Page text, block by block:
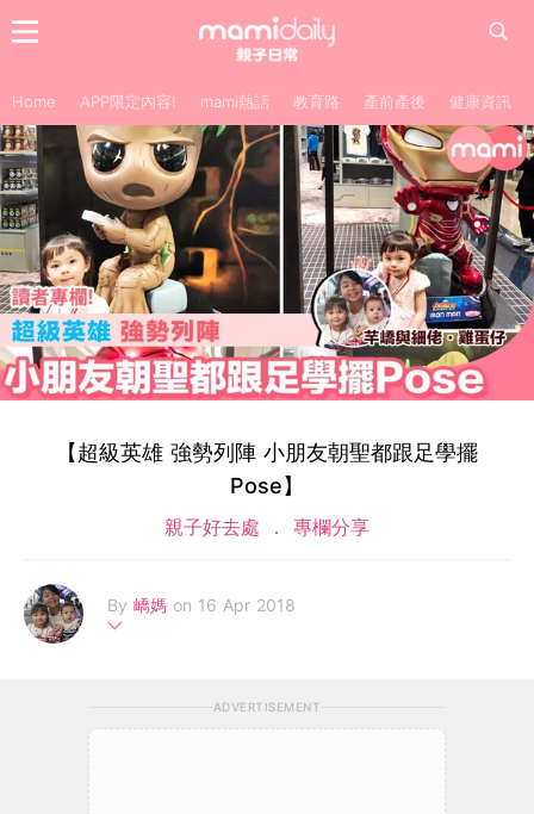
Home APP限定內容! mami熱話 教育路 產前產後 健康資訊
【超級英雄 強勢列陣 小朋友朝聖都跟足學擺
Pose】
親子好去處 專欄分享
By 嶠媽 on 16 Apr 2018
是想同大家分享樂事，分享好去處！
ADVERTISEMENT